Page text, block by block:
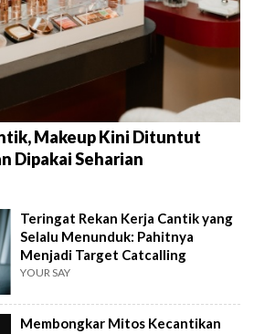
Makeup Kini Dituntut
Dipakai Seharian
Teringat Rekan Kerja Cantik yang
Selalu Menunduk: Pahitnya
Menjadi Target Catcalling
YOUR SAY
Membongkar Mitos Kecantikan